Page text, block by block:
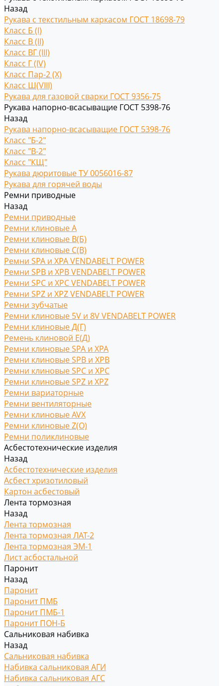
Назад
Рукава с текстильным каркасом ГОСТ 18698-79
Класс Б (I)
Класс В (II)
Класс ВГ (III)
Класс Г (IV)
Класс Пар-2 (X)
Класс Ш(VIII)
Рукава для газовой сварки ГОСТ 9356-75
Рукава напорно-всасыващие ГОСТ 5398-76
Назад
Рукава напорно-всасыващие ГОСТ 5398-76
Класс "Б-2"
Класс "В-2"
Класс "КЩ"
Рукава дюритовые ТУ 0056016-87
Рукава для горячей воды
Ремни приводные
Назад
Ремни приводные
Ремни клиновые A
Ремни клиновые В(Б)
Ремни клиновые С(B)
Ремни SPA и XPA VENDABELT POWER
Ремни SPB и XPB VENDABELT POWER
Ремни SPC и XPC VENDABELT POWER
Ремни SPZ и XPZ VENDABELT POWER
Ремни зубчатые
Ремни клиновые 5V и 8V VENDABELT POWER
Ремни клиновые Д(Г)
Ремень клиновой Е(Д)
Ремни клиновые SPA и XPA
Ремни клиновые SPB и XPB
Ремни клиновые SPC и XPC
Ремни клиновые SPZ и XPZ
Ремни вариаторные
Ремни вентиляторные
Ремни клиновые AVX
Ремни клиновые Z(O)
Ремни поликлиновые
Асбестотехнические изделия
Назад
Асбестотехнические изделия
Асбест хризотиловый
Картон асбестовый
Лента тормозная
Назад
Лента тормозная
Лента тормозная ЛАТ-2
Лента тормозная ЭМ-1
Лист асбостальной
Паронит
Назад
Паронит
Паронит ПМБ
Паронит ПМБ-1
Паронит ПОН-Б
Сальниковая набивка
Назад
Сальниковая набивка
Набивка сальниковая АГИ
Набивка сальниковая АГС